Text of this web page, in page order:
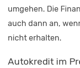
umgehen. Die
auch dann an,
nicht erhalten.
Autokredit im